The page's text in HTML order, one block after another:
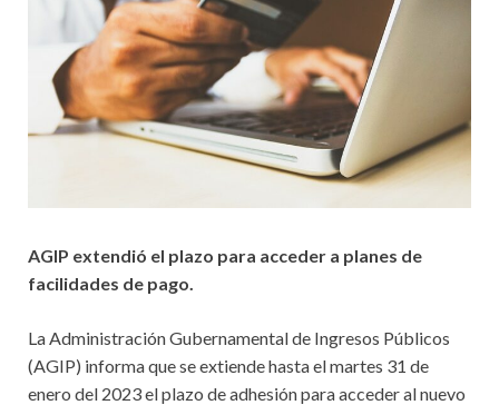
AGIP extendió el plazo para acceder a planes de
facilidades de pago.
La Administración Gubernamental de Ingresos Públicos
(AGIP) informa que se extiende hasta el martes 31 de
enero del 2023 el plazo de adhesión para acceder al nuevo